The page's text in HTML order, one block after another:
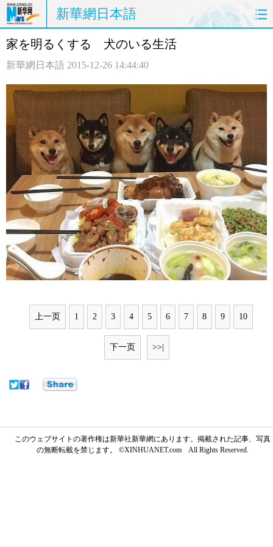
新華網日本語
ホームページ 政治
中日対訳
家を明るくする 犬のいる生活
新華網日本語 2015-12-26 14:44:40
上一页 1 2 3 4 5 6 7 8 9 10
下一页 >>|
このウェブサイトの著作権は新華社新華網にあります。掲載された記事、写真
の無断転載を禁じます。 ©XINHUANET.com All Rights Reserved.